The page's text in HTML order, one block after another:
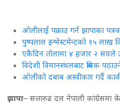
ओलीलाई पक्राउ गर्न झापाका
पुष्पलाल इन्भेस्टमेन्टको १५
एकैदिन तोलामा ४ हजार २ सयले
विदेशी विमानस्थलबाट श्रमिक
ओलीको दबाब अस्वीकार गर्दै
झापा– सत्तारुढ दल नेपाली कांग्रेसमा